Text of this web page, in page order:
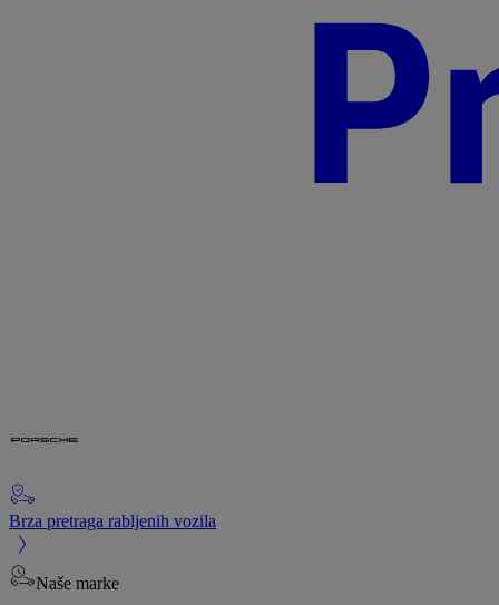
Brza pretraga rabljenih vozila
Naše marke